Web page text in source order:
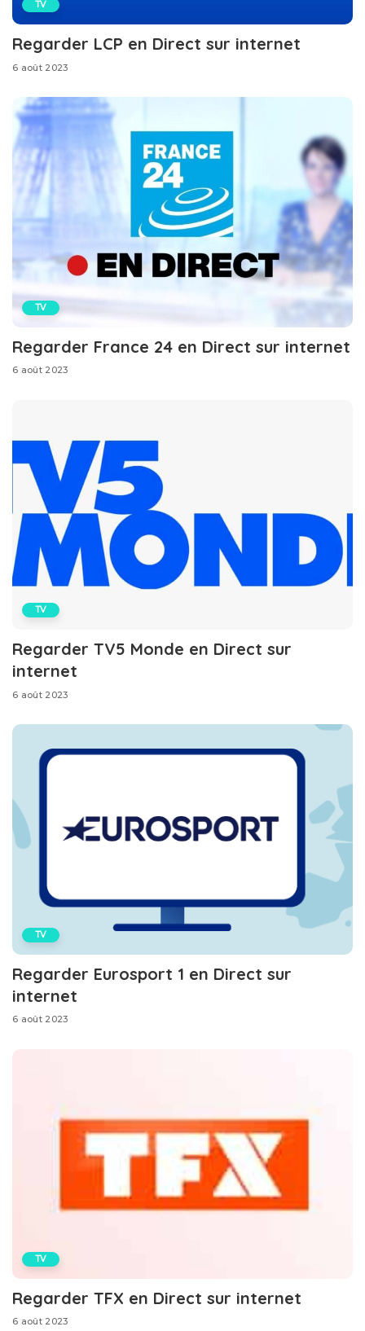
TV
Regarder LCP en Direct sur internet
6 août 2023
TV
Regarder France 24 en Direct sur internet
6 août 2023
TV
Regarder TV5 Monde en Direct sur
internet
6 août 2023
TV
Regarder Eurosport 1 en Direct sur
internet
6 août 2023
TV
Regarder TFX en Direct sur internet
6 août 2023